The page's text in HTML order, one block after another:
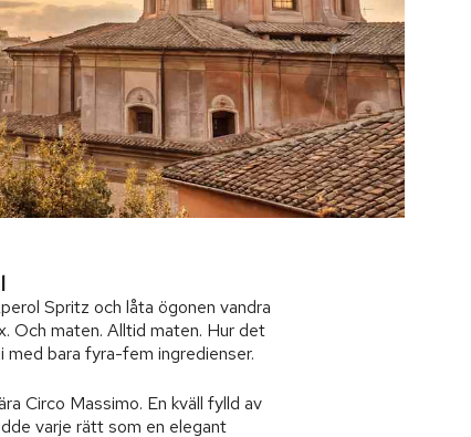
Spritz och låta ögonen vandra
Och maten. Alltid maten. Hur det
med bara fyra-fem ingredienser.
Circo Massimo. En kväll fylld av
varje rätt som en elegant